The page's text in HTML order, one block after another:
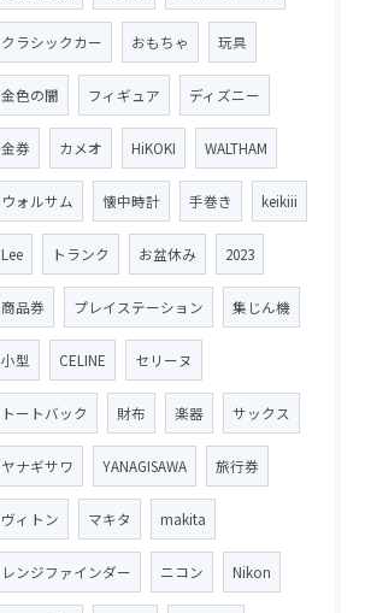
クラシックカー おもちゃ 玩具
金色の闇 フィギュア ディズニー
金券 カメオ HiKOKI WALTHAM
ウォルサム 懐中時計 手巻き keikiii
Lee トランク お盆休み 2023
商品券 プレイステーション 集じん機
小型 CELINE セリーヌ
トートバック 財布 楽器 サックス
ヤナギサワ YANAGISAWA 旅行券
ヴィトン マキタ makita
レンジファインダー ニコン Nikon